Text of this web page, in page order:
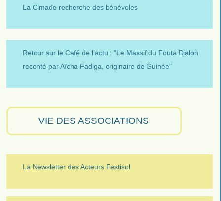
La Cimade recherche des bénévoles
Retour sur le Café de l’actu : "Le Massif du Fouta Djalon
reconté par Aïcha Fadiga, originaire de Guinée"
VIE DES ASSOCIATIONS
La Newsletter des Acteurs Festisol